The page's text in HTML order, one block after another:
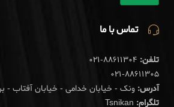
تماس با ما
تلفن: 88611304-021
021-88611305
آدرس: ونک - خیابان خدامی - خیابان آفتاب -
تلگرام: Tsnikan